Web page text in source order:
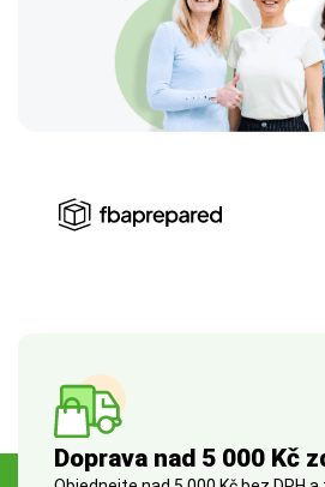
Doprava nad 5 000 Kč